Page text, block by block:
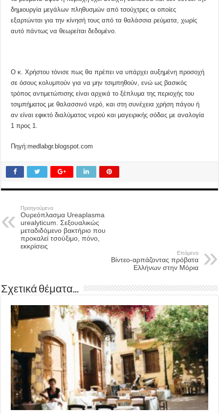
δημιουργία μεγάλων πληθυσμών από τσούχτρες οι οποίες
εξαρτώνται για την κίνησή τους από τα θαλάσσια ρεύματα, χωρίς
αυτό πάντως να θεωρείται δεδομένο.
Ο κ. Χρήστου τόνισε πως θα πρέπει να υπάρχει αυξημένη προσοχή
σε όσους κολυμπούν για να μην τσιμπηθούν, ενώ ως βασικός
τρόπος αντιμετώπισης είναι αρχικά το ξέπλυμα της περιοχής του
τσιμπήματος με θαλασσινό νερό, και στη συνέχεια χρήση πάγου ή
αν είναι εφικτό διαλύματος νερού και μαγειρικής σόδας με αναλογία
1 προς 1.
Πηγή:medlabgr.blogspot.com
Προηγούμενο
Ουρεόπλασμα Ureaplasma
urealyticum. Σεξουαλικώς
μεταδιδόμενο βακτήριο που
προκαλεί τσούξιμο, πόνο,
εκκρίσεις
Επόμενο
Βίντεο-αρπάζοντας πρόβατα
Ελλήνων στην Μόρια
Σχετικά θέματα...